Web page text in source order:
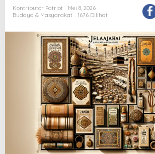
Kontributor Patriot
Mei 8, 2026
Budaya & Masyarakat
1676 Dilihat